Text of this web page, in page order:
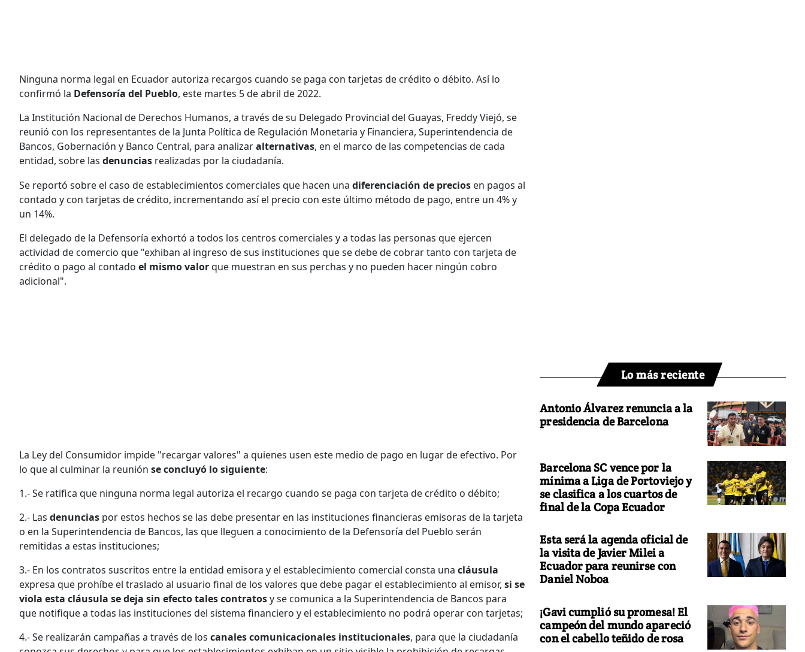
Ninguna norma legal en Ecuador autoriza recargos cuando se paga con tarjetas de crédito o débito. Así lo
confirmó la Defensoría del Pueblo, este martes 5 de abril de 2022.
La Institución Nacional de Derechos Humanos, a través de su Delegado Provincial del Guayas, Freddy Viejó, se
reunió con los representantes de la Junta Política de Regulación Monetaria y Financiera, Superintendencia de
Bancos, Gobernación y Banco Central, para analizaralternativas, en el marco de las competencias de cada
entidad, sobre las denuncias realizadas por la ciudadanía.
Se reportó sobre el caso de establecimientos comerciales que hacen una diferenciación de precios en pagos al
contado y con tarjetas de crédito, incrementando así el precio con este último método de pago, entre un 4% y
un 14%.
El delegado de la Defensoría exhortó a todos los centros comerciales y a todas las personas que ejercen
actividad de comercio que "exhiban al ingreso de sus instituciones que se debe de cobrar tanto con tarjeta de
crédito o pago al contado el mismo valorque muestran en sus perchas y no pueden hacer ningún cobro
adicional".
La Ley del Consumidor impide "recargar valores" a quienes usen este medio de pago en lugar de efectivo. Por
lo que al culminar la reunión se concluyó lo siguiente:
1.- Se ratifica que ninguna norma legal autoriza el recargo cuando se paga con tarjeta de crédito o débito;
2.- Las denuncias por estos hechos se las debe presentar en las instituciones financieras emisoras de la tarjeta
o en la Superintendencia de Bancos, las que lleguen a conocimiento de la Defensoría del Pueblo serán
remitidas a estas instituciones;
3.- En los contratos suscritos entre la entidad emisora y el establecimiento comercial consta una cláusula
expresa que prohíbe el traslado al usuario final de los valores que debe pagar el establecimiento al emisor, si se
viola esta cláusula se deja sin efecto tales contratosy se comunica a la Superintendencia de Bancos para
que notifique a todas las instituciones del sistema financiero y el establecimiento no podrá operar con tarjetas;
4.- Se realizarán campañas a través de los canales comunicacionales institucionales, para que la ciudadanía
Lo más reciente
Antonio Álvarez renuncia a la
presidencia de Barcelona
Barcelona SC vence por la
mínima a Liga de Portoviejo y
se clasifica a los cuartos de
final de la Copa Ecuador
Esta será la agenda oficial de
la visita de Javier Milei a
Ecuador para reunirse con
Daniel Noboa
¡Gavi cumplió su promesa! El
campeón del mundo apareció
con el cabello teñido de rosa